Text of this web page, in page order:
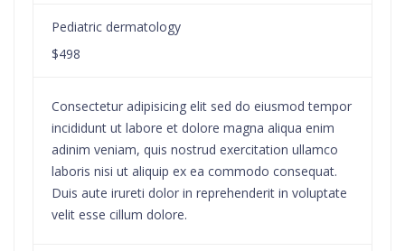
Pediatric dermatology
$498
Consectetur adipisicing elit sed do eiusmod tempor
incididunt ut labore et dolore magna aliqua enim
adinim veniam, quis nostrud exercitation ullamco
laboris nisi ut aliquip ex ea commodo consequat.
Duis aute irureti dolor in reprehenderit in voluptate
velit esse cillum dolore.